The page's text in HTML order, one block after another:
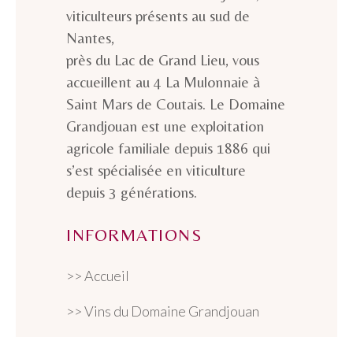
viticulteurs présents au sud de
Nantes,
près du Lac de Grand Lieu, vous
accueillent au 4 La Mulonnaie à
Saint Mars de Coutais. Le Domaine
Grandjouan est une exploitation
agricole familiale depuis 1886 qui
s’est spécialisée en viticulture
depuis 3 générations.
INFORMATIONS
>> Accueil
>> Vins du Domaine Grandjouan